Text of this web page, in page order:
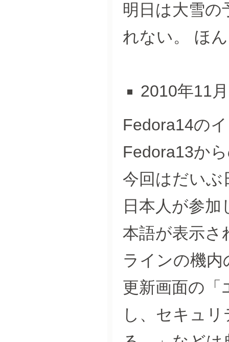
明日は大雪
れない。 ほ
2010年11
Fedora14の
Fedora13か
今回はだいぶ
日本人が参
本語が表示さ
ラインの機
更新画面の「
し、セキュ